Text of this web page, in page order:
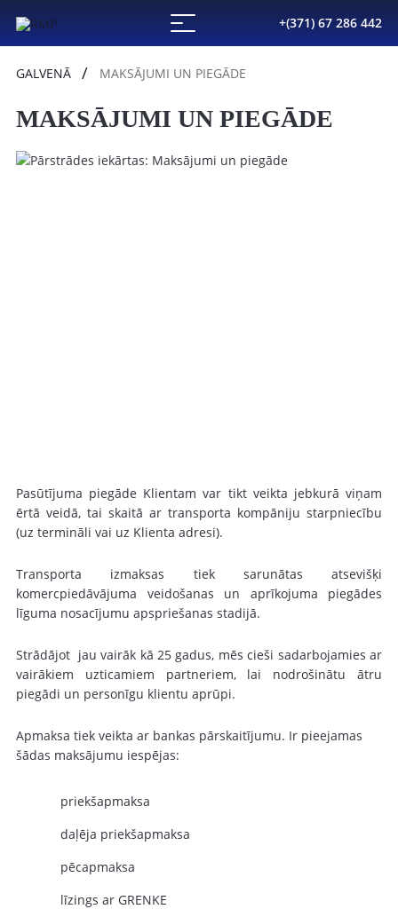
+(371) 67 286 442
GALVENĀ MAKSĀJUMI UN PIEGĀDE
MAKSĀJUMI UN PIEGĀDE
Pasūtījuma piegāde Klientam var tikt veikta jebkurā viņam
ērtā veidā, tai skaitā ar transporta kompāniju starpniecību
(uz termināli vai uz Klienta adresi).
Transporta izmaksas tiek sarunātas atsevišķi
komercpiedāvājuma veidošanas un aprīkojuma piegādes
līguma nosacījumu apspriešanas stadijā.
Strādājot jau vairāk kā 25 gadus, mēs cieši sadarbojamies ar
vairākiem uzticamiem partneriem, lai nodrošinātu ātru
piegādi un personīgu klientu aprūpi.
Apmaksa tiek veikta ar bankas pārskaitījumu. Ir pieejamas
šādas maksājumu iespējas:
priekšapmaksa
daļēja priekšapmaksa
pēcapmaksa
līzings ar GRENKE